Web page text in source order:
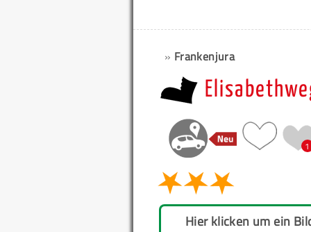
» Frankenjura
1
Hier klicken um ein